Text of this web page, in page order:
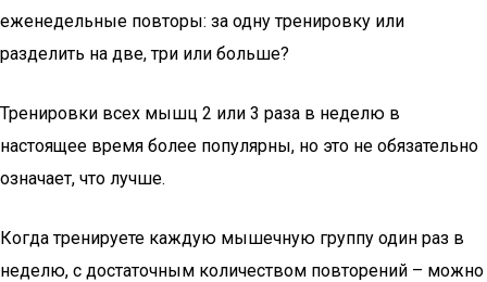
еженедельные повторы: за одну тренировку или
разделить на две, три или больше?
Тренировки всех мышц 2 или 3 раза в неделю в
настоящее время более популярны, но это не обязательно
означает, что лучше.
Когда тренируете каждую мышечную группу один раз в
неделю, с достаточным количеством повторений – можно